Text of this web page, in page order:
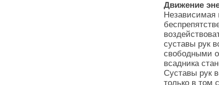
Движение
Независимая
суставы рук
свободными
всадника
Суставы рук
только в том